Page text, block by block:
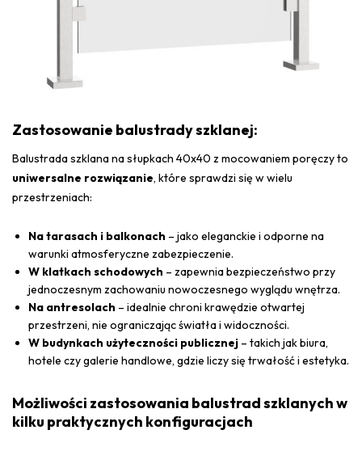
Zastosowanie balustrady szklanej:
Balustrada szklana na słupkach 40x40 z mocowaniem poręczy to
uniwersalne rozwiązanie, które sprawdzi się w wielu
przestrzeniach:
Na tarasach i balkonach – jako eleganckie i odporne na
warunki atmosferyczne zabezpieczenie.
W klatkach schodowych – zapewnia bezpieczeństwo przy
jednoczesnym zachowaniu nowoczesnego wyglądu wnętrza.
Na antresolach – idealnie chroni krawędzie otwartej
przestrzeni, nie ograniczając światła i widoczności.
W budynkach użyteczności publicznej – takich jak biura,
hotele czy galerie handlowe, gdzie liczy się trwałość i estetyka.
Możliwości zastosowania balustrad szklanych w
kilku praktycznych konfiguracjach